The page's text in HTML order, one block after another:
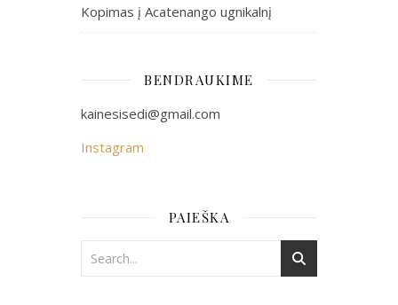
Kopimas į Acatenango ugnikalnį
BENDRAUKIME
kainesisedi@gmail.com
Instagram
PAIEŠKA